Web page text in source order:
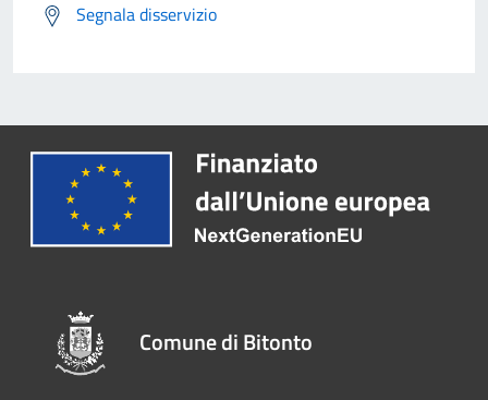
Segnala disservizio
Comune di Bitonto